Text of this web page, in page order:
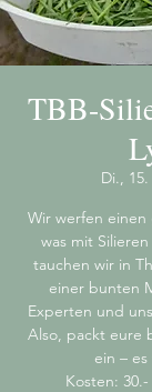
TBB-
Di.,
Wir werfen einen
was mit
tauchen wir in
einer bunten
Experten und
Also, packt eure
ein –
Kosten: